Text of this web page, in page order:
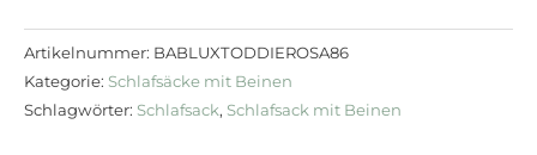
Artikelnummer: BABLUXTODDIEROSA86
Kategorie: Schlafsäcke mit Beinen
Schlagwörter: Schlafsack, Schlafsack mit Beinen